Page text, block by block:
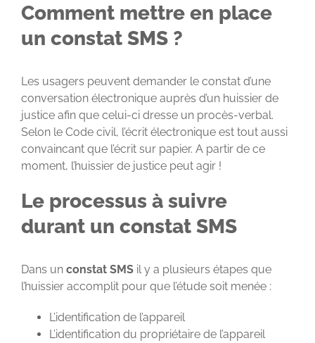
Comment mettre en place
un constat SMS ?
Les usagers peuvent demander le constat d’une
conversation électronique auprès d’un huissier de
justice afin que celui-ci dresse un procès-verbal.
Selon le Code civil, l’écrit électronique est tout aussi
convaincant que l’écrit sur papier. A partir de ce
moment, l’huissier de justice peut agir !
Le processus à suivre
durant un constat SMS
Dans un constat SMS il y a plusieurs étapes que
l’huissier accomplit pour que l’étude soit menée :
L’identification de l’appareil
L’identification du propriétaire de l’appareil